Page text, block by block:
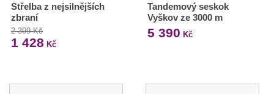
Střelba z nejsilnějších
zbraní
2 399 Kč
1 428 Kč
Tandemový seskok
Vyškov ze 3000 m
5 390 Kč